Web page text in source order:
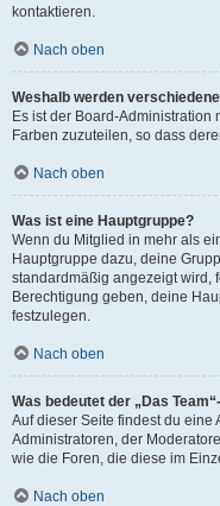
kontaktieren.
Nach oben
Weshalb werden
Es ist der Board-
Farben zuzuteilen, so dass
Nach oben
Was ist eine Hauptgruppe?
Wenn du Mitglied in mehr als
Hauptgruppe dazu, deine
standardmäßig angezeigt wird,
Berechtigung geben, deine
festzulegen.
Nach oben
Was bedeutet der „Das
Auf dieser Seite findest du
Administratoren, der
wie die Foren, die diese im
Nach oben